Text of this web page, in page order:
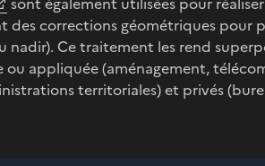
des corrections géométriques pour
nadir). Ce traitement les rend
ou appliquée (aménagement,
territoriales) et privés